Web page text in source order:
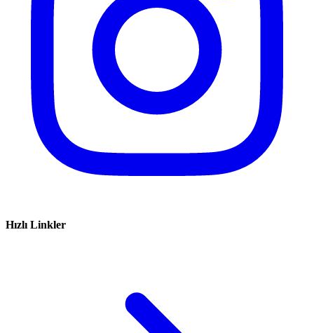
Hızlı Linkler